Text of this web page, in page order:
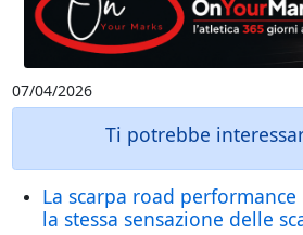
07/04/2026
Ti potrebbe
La scarpa road
la stessa sensazione delle